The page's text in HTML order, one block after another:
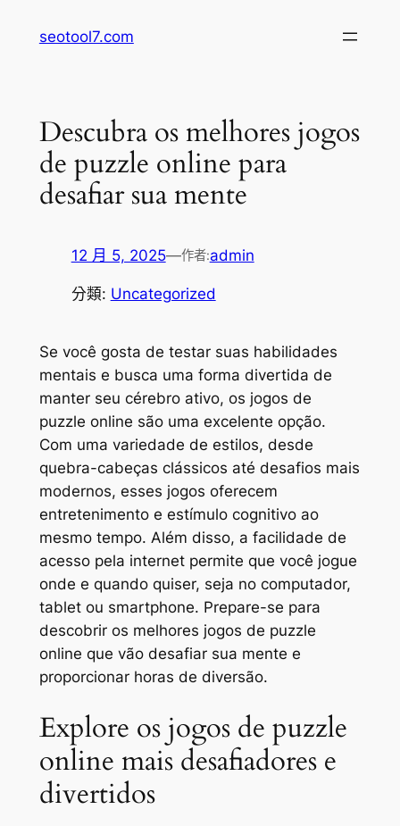
seotool7.com
Descubra os melhores jogos
de puzzle online para
desafiar sua mente
12 月 5, 2025—作者:admin
分類: Uncategorized
Se você gosta de testar suas habilidades
mentais e busca uma forma divertida de
manter seu cérebro ativo, os jogos de
puzzle online são uma excelente opção.
Com uma variedade de estilos, desde
quebra-cabeças clássicos até desafios mais
modernos, esses jogos oferecem
entretenimento e estímulo cognitivo ao
mesmo tempo. Além disso, a facilidade de
acesso pela internet permite que você jogue
onde e quando quiser, seja no computador,
tablet ou smartphone. Prepare-se para
descobrir os melhores jogos de puzzle
online que vão desafiar sua mente e
proporcionar horas de diversão.
Explore os jogos de puzzle
online mais desafiadores e
divertidos